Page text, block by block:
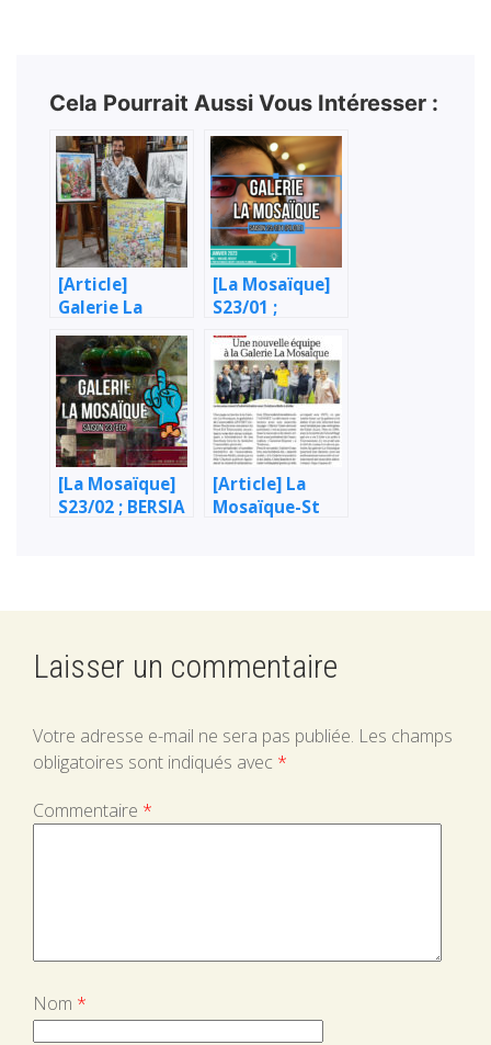
Cela Pourrait Aussi Vous Intéresser :
[Article]
Galerie La
Mosaïque,
Street-Art +
des nouvelles !
[La Mosaïque]
S23/01 ;
BADUEL /
MARTINEZ /
RÉGENT
(PILOTE)
[La Mosaïque]
S23/02 ; BERSIA
[Article] La
Mosaïque-St
Laisser un commentaire
Votre adresse e-mail ne sera pas publiée. Les champs
obligatoires sont indiqués avec *
Commentaire *
Nom *